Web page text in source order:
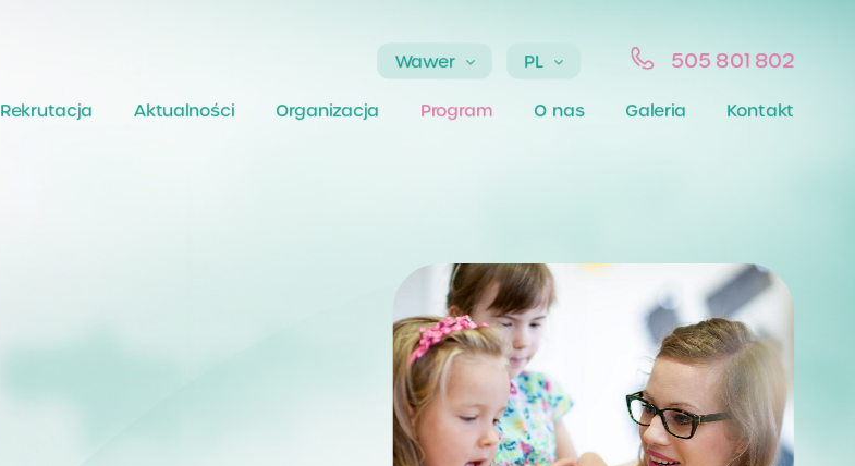
Wawer PL 505 801 802
Rekrutacja Aktualności Organizacja Program O nas Galeria Kontakt